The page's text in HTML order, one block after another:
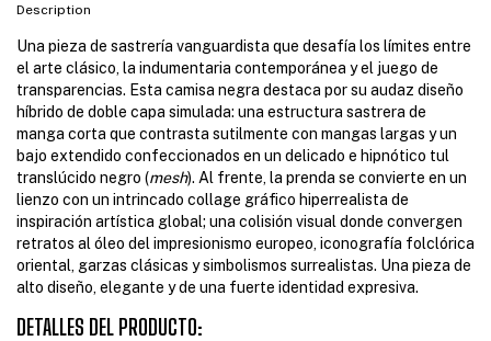
Description
Una pieza de sastrería vanguardista que desafía los límites entre
el arte clásico, la indumentaria contemporánea y el juego de
transparencias. Esta camisa negra destaca por su audaz diseño
híbrido de doble capa simulada: una estructura sastrera de
manga corta que contrasta sutilmente con mangas largas y un
bajo extendido confeccionados en un delicado e hipnótico tul
translúcido negro (mesh). Al frente, la prenda se convierte en un
lienzo con un intrincado collage gráfico hiperrealista de
inspiración artística global; una colisión visual donde convergen
retratos al óleo del impresionismo europeo, iconografía folclórica
oriental, garzas clásicas y simbolismos surrealistas. Una pieza de
alto diseño, elegante y de una fuerte identidad expresiva.
DETALLES DEL PRODUCTO: